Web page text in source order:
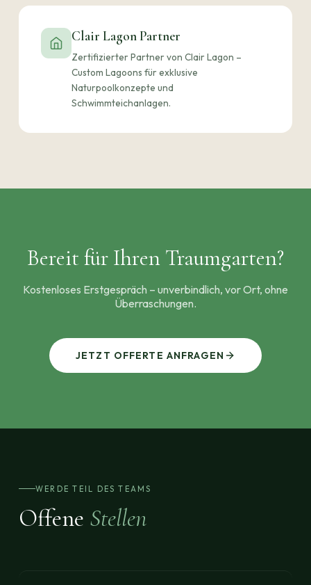
Clair Lagon Partner
Zertifizierter Partner von Clair Lagon –
Custom Lagoons für exklusive
Naturpoolkonzepte und
Schwimmteichanlagen.
Bereit für Ihren Traumgarten?
Kostenloses Erstgespräch – unverbindlich, vor Ort, ohne
Überraschungen.
JETZT OFFERTE ANFRAGEN
WERDE TEIL DES TEAMS
Offene Stellen